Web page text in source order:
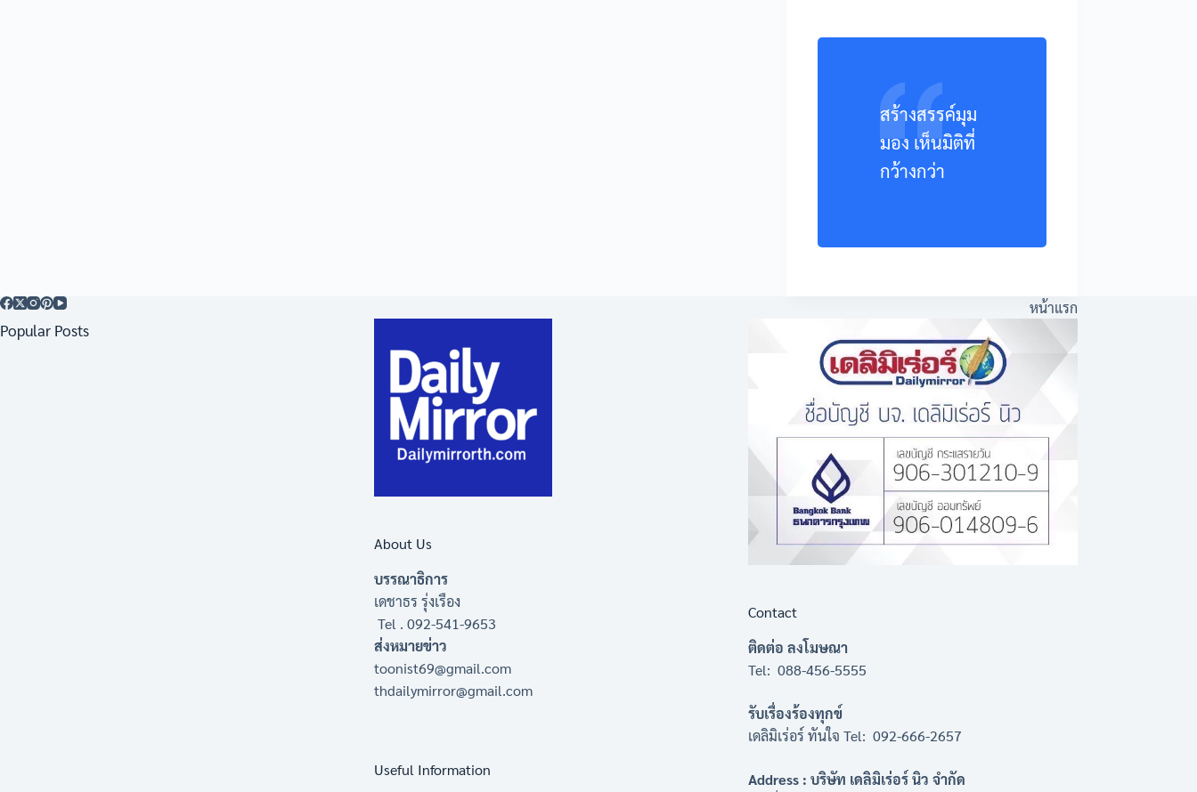
สร้างสรรค์มุม
มอง เห็นมิติที่
กว้างกว่า
หน้าแรก
Popular Posts
About Us
บรรณาธิการ
เดชาธร รุ่งเรือง
Tel . 092-541-9653
ส่งหมายข่าว
toonist69@gmail.com
thdailymirror@gmail.com
Useful Information
Contact
ติดต่อ ลงโมษณา
Tel: 088-456-5555
รับเรื่องร้องทุกข์
เดลิมิเร่อร์ ทันใจ Tel: 092-666-2657
Address : บริษัท เดลิมิเร่อร์ นิว จำกัด